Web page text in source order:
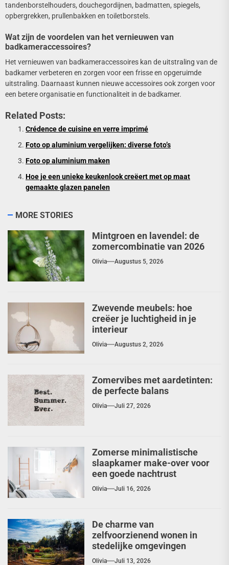
tandenborstelhouders, douchegordijnen, badmatten, spiegels,
opbergrekken, prullenbakken en toiletborstels.
Wat zijn de voordelen van het vernieuwen van
badkameraccessoires?
Het vernieuwen van badkameraccessoires kan de uitstraling van de
badkamer verbeteren en zorgen voor een frisse en opgeruimde
uitstraling. Daarnaast kunnen nieuwe accessoires ook zorgen voor
een betere organisatie en functionaliteit in de badkamer.
Related Posts:
Crédence de cuisine en verre imprimé
Foto op aluminium vergelijken: diverse foto’s
Foto op aluminium maken
Hoe je een unieke keukenlook creëert met op maat
gemaakte glazen panelen
MORE STORIES
Mintgroen en lavendel: de
zomercombinatie van 2026
Olivia Augustus 5, 2026
Zwevende meubels: hoe
creëer je luchtigheid in je
interieur
Olivia Augustus 2, 2026
Zomervibes met aardetinten:
de perfecte balans
Olivia Juli 27, 2026
Zomerse minimalistische
slaapkamer make-over voor
een goede nachtrust
Olivia Juli 16, 2026
De charme van
zelfvoorzienend wonen in
stedelijke omgevingen
Olivia Juli 13, 2026